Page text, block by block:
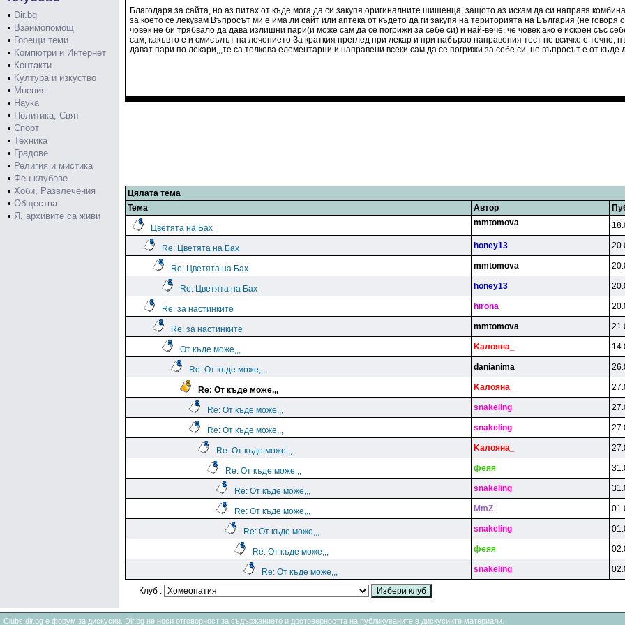
• Dir.bg
• Взаимопомощ
• Горещи теми
• Компютри и Интернет
• Контакти
• Култура и изкуство
• Мнения
• Наука
• Политика, Свят
• Спорт
• Техника
• Градове
• Религия и мистика
• Фен клубове
• Хоби, Развлечения
• Общества
• Я, архивите са живи
Благодаря за сайта, но аз питах от къде мога да си закупя оригиналните шишенца, защото аз искам да си направя
за което се лекувам Въпросът ми е има ли сайт или аптека от където да ги закупя на територията на България (не говоря
човек не би трябвало да дава излишни пари(и може сам да се погрижи за себе си) и най-вече, че човек ако е искрен със
сам, какъвто е и смисълът на лечението За краткия преглед при лекар и при набързо направения тест не всичко е точно,
дават пари по лекари,,,те са толкова елементарни и направени всеки сам да се погрижи за себе си, но въпросът е от къде
Цялата тема
Тема
Автор
Цветята на Бах
mmtomova
Re: Цветята на Бах honey13
Re: Цветята на Бах mmtomova
Re: Цветята на Бах honey13
Re: за настинките hirona
Re: за настинките mmtomova
От къде може,,, Kaлoянa_
Re: От къде може,,, danianima
Re: От къде може,,, Kaлoянa_
Re: От къде може,,, snakeling
Re: От къде може,,, snakeling
Re: От къде може,,, Kaлoянa_
Re: От къде може,,, фeяя
Re: От къде може,,, snakeling
Re: От къде може,,, MmZ
Re: От къде може,,, snakeling
Re: От къде може,,, фeяя
Re: От къде може,,, snakeling
Клуб :
Clubs.dir.bg е форум за дискусии. Dir.bg не носи отговорност за съдържанието и достоверността на публикуваните в дискусиите материали.